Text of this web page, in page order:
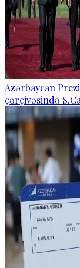
Azərbaycan
çərçivəsində